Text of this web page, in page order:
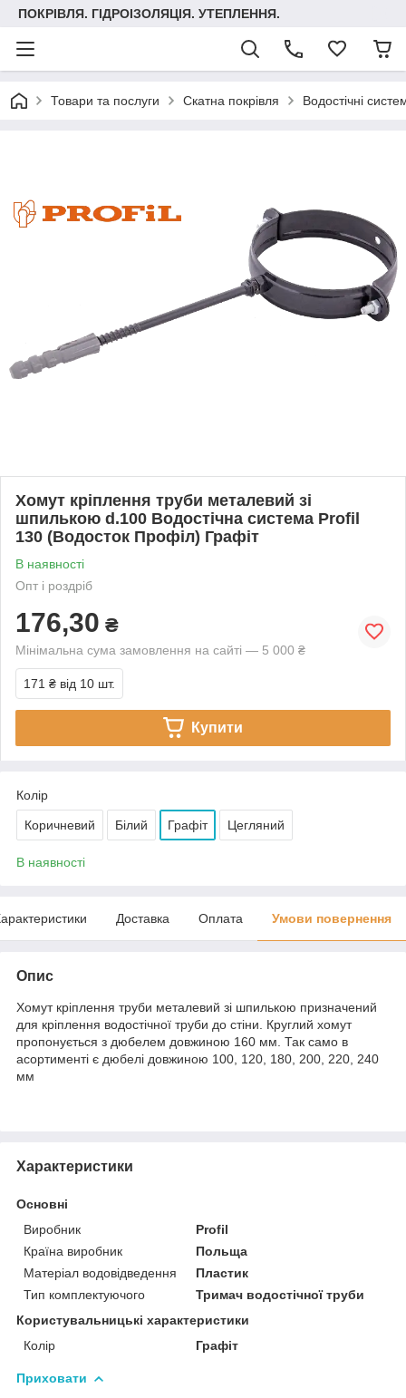
ПОКРІВЛЯ. ГІДРОІЗОЛЯЦІЯ. УТЕПЛЕННЯ.
Товари та послуги Скатна покрівля Водостічні
Хомут кріплення труби металевий зі
шпилькою d.100 Водостічна система Profil
130 (Водосток Профіл) Графіт
В наявності
Опт і роздріб
176,30 ₴
Мінімальна сума замовлення на сайті — 5 000 ₴
171 ₴ від 10 шт.
Купити
Колір
Коричневий Білий Графіт Цегляний
В наявності
Доставка Оплата Умови повернення
Опис
Хомут кріплення труби металевий зі шпилькою призначений
для кріплення водостічної труби до стіни. Круглий хомут
пропонується з дюбелем довжиною 160 мм. Так само в
асортименті є дюбелі довжиною 100, 120, 180, 200, 220, 240
мм
Характеристики
Основні
Виробник
Profil
Країна виробник
Польща
Матеріал водовідведення
Пластик
Тип комплектуючого
Тримач водостічної труби
Користувальницькі характеристики
Колір
Графіт
Приховати